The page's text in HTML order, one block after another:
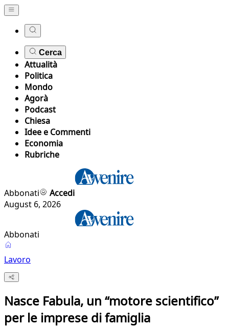
Cerca
Attualità
Politica
Mondo
Agorà
Podcast
Chiesa
Idee e Commenti
Economia
Rubriche
Abbonati
Accedi
August 6, 2026
Abbonati
Lavoro
Nasce Fabula, un “motore scientifico”
per le imprese di famiglia